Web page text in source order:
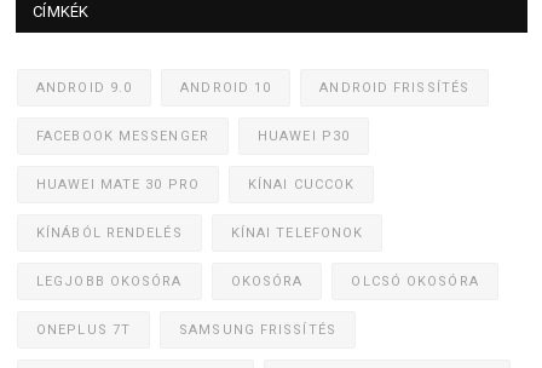
CÍMKÉK
ANDROID 9.0 ANDROID 10 ANDROID FRISSÍTÉS
FACEBOOK MESSENGER HUAWEI P30
HUAWEI MATE 30 PRO KÍNAI CUCCOK
KÍNÁBÓL RENDELÉS KÍNAI TELEFONOK
LEGJOBB OKOSÓRA OKOSÓRA OLCSÓ OKOSÓRA
ONEPLUS 7T SAMSUNG FRISSÍTÉS